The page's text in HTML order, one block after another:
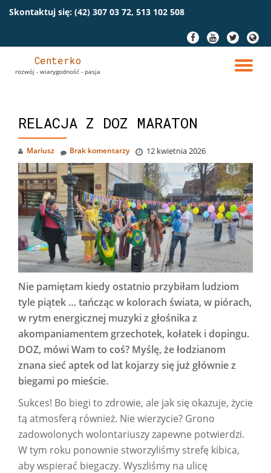
Skontaktuj się: (42) 307 03 72, 513 102 508
fa-
facebook
fa-
youtube
fa-
twitter
fa-
globe
Centerko
rozwój - wiarygodność - pasja
RELACJA Z DOZ MARATON
Mariusz 12 kwietnia 2026
Brak komentarzy
Nie pamiętam kiedy ostatnio przybiłam ludziom
tyle piątek … tańcząc w kolorach świata, w piórach,
w rytm energicznej muzyki z głośnika z
akompaniamentem grzechotek, kołatek i dopingu.
DOZ, mówi Wam to coś? Myślę, że łodzianom
znana sieć aptek od lat kojarzy się już głównie z
biegami po mieście.
Sukces! Bo biegi to zdrowie, ale jak się okazuje, życie
tą atmosferą również. Nie wierzycie? Grono
zadowolonych wolontariuszy zapewne potwierdzi.
W tym roku ponownie stworzyliśmy strefę kibica,
aby wspierać biegaczy. Wyszliśmy na ulicę